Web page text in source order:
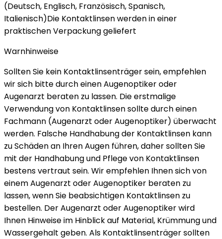
(Deutsch, Englisch, Französisch, Spanisch,
Italienisch)Die Kontaktlinsen werden in einer
praktischen Verpackung geliefert
Warnhinweise
Sollten Sie kein Kontaktlinsenträger sein, empfehlen
wir sich bitte durch einen Augenoptiker oder
Augenarzt beraten zu lassen. Die erstmalige
Verwendung von Kontaktlinsen sollte durch einen
Fachmann (Augenarzt oder Augenoptiker) überwacht
werden. Falsche Handhabung der Kontaktlinsen kann
zu Schäden an Ihren Augen führen, daher sollten Sie
mit der Handhabung und Pflege von Kontaktlinsen
bestens vertraut sein. Wir empfehlen Ihnen sich von
einem Augenarzt oder Augenoptiker beraten zu
lassen, wenn Sie beabsichtigen Kontaktlinsen zu
bestellen. Der Augenarzt oder Augenoptiker wird
Ihnen Hinweise im Hinblick auf Material, Krümmung und
Wassergehalt geben. Als Kontaktlinsenträger sollten